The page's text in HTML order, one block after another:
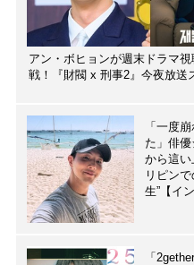
アン・ボヒョンが週末ドラマ
戦！『財閥 x 刑事2』今夜放送
「一度
た」俳
から這い
リピン
生”【イ
「